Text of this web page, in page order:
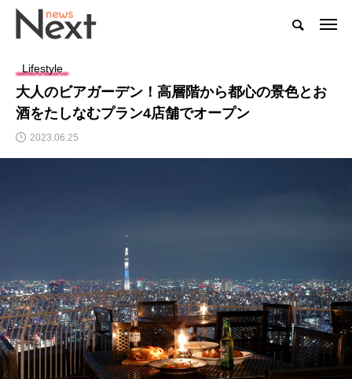
Lifestyle
大人のビアガーデン！高層階から都心の景色とお
酒をたしなむプラン4店舗でオープン
2023.06.25